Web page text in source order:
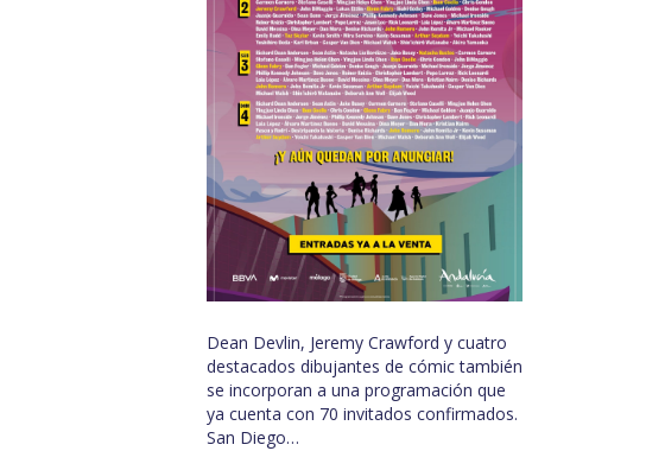
Dean Devlin, Jeremy Crawford y cuatro
destacados dibujantes de cómic también
se incorporan a una programación que
ya cuenta con 70 invitados confirmados.
San Diego…